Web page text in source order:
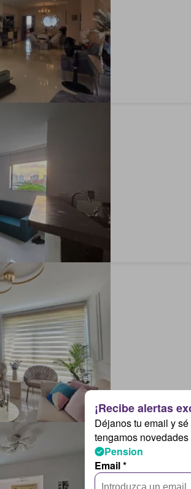
Déjanos tu email y
tengamos novedades
Pension
Email *